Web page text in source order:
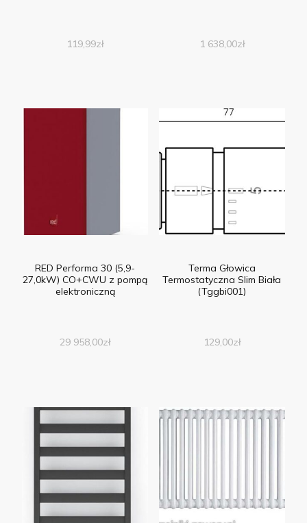
119,99zł 1 638,00zł
RED Performa 30 (5,9-
27,0kW) CO+CWU z pompą
elektroniczną
29 958,00zł
Terma Głowica
Termostatyczna Slim Biała
(Tggbi001)
129,00zł